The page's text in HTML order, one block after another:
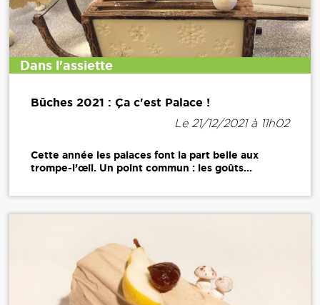
Dans l'assiette
Bûches 2021 : Ça c'est Palace !
Le 21/12/2021 à 11h02
Cette année les palaces font la part belle aux
trompe-l’œil. Un point commun : les goûts...